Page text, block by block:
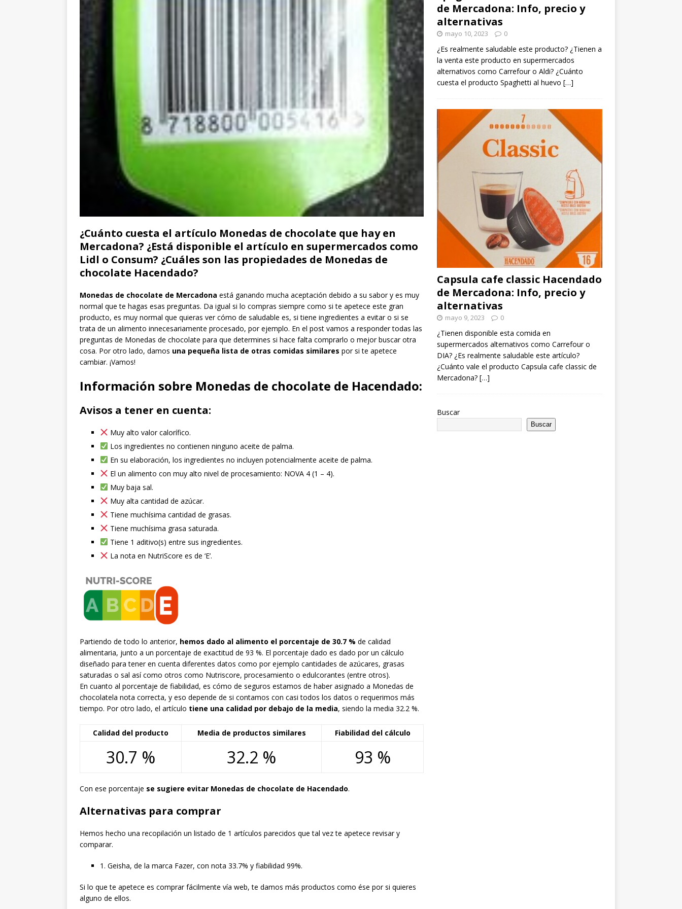
¿Cuánto cuesta el artículo Monedas de chocolate que hay en
Mercadona? ¿Está disponible el artículo en supermercados como
Lidl o Consum? ¿Cuáles son las propiedades de Monedas de
chocolate Hacendado?
Monedas de chocolate de Mercadona está ganando mucha aceptación debido a su sabor y es muy
normal que te hagas esas preguntas. Da igual si lo compras siempre como si te apetece este gran
producto, es muy normal que quieras ver cómo de saludable es, si tiene ingredientes a evitar o si se
trata de un alimento innecesariamente procesado, por ejemplo. En el post vamos a responder todas las
preguntas de Monedas de chocolate para que determines si hace falta comprarlo o mejor buscar otra
cosa. Por otro lado, damos una pequeña lista de otras comidas similares por si te apetece
cambiar. ¡Vamos!
Información sobre Monedas de chocolate de Hacendado:
Avisos a tener en cuenta:
Muy alto valor calorífico.
Los ingredientes no contienen ninguno aceite de palma.
En su elaboración, los ingredientes no incluyen potencialmente aceite de palma.
El un alimento con muy alto nivel de procesamiento: NOVA 4 (1 – 4).
Muy baja sal.
Muy alta cantidad de azúcar.
Tiene muchísima cantidad de grasas.
Tiene muchísima grasa saturada.
Tiene 1 aditivo(s) entre sus ingredientes.
La nota en NutriScore es de ‘E’.
Partiendo de todo lo anterior, hemos dado al alimento el porcentaje de 30.7 % de calidad
alimentaria, junto a un porcentaje de exactitud de 93 %. El porcentaje dado es dado por un cálculo
diseñado para tener en cuenta diferentes datos como por ejemplo cantidades de azúcares, grasas
saturadas o sal así como otros como Nutriscore, procesamiento o edulcorantes (entre otros).
En cuanto al porcentaje de fiabilidad, es cómo de seguros estamos de haber asignado a Monedas de
chocolatela nota correcta, y eso depende de si contamos con casi todos los datos o requerimos más
tiempo. Por otro lado, el artículo tiene una calidad por debajo de la media, siendo la media 32.2 %.
Calidad del producto Media de productos similares Fiabilidad del cálculo
30.7 % 32.2 % 93 %
Con ese porcentaje se sugiere evitar Monedas de chocolate de Hacendado.
Alternativas para comprar
Hemos hecho una recopilación un listado de 1 artículos parecidos que tal vez te apetece revisar y
comparar.
1. Geisha, de la marca Fazer, con nota 33.7% y fiabilidad 99%.
Si lo que te apetece es comprar fácilmente vía web, te damos más productos como ése por si quieres
alguno de ellos.
de Mercadona: Info, precio y
alternativas
mayo 10, 2023 0
¿Es realmente saludable este producto? ¿Tienen a
la venta este producto en supermercados
alternativos como Carrefour o Aldi? ¿Cuánto
cuesta el producto Spaghetti al huevo […]
Capsula cafe classic Hacendado
de Mercadona: Info, precio y
alternativas
mayo 9, 2023 0
¿Tienen disponible esta comida en
supermercados alternativos como Carrefour o
DIA? ¿Es realmente saludable este artículo?
¿Cuánto vale el producto Capsula cafe classic de
Mercadona? […]
Buscar
Buscar